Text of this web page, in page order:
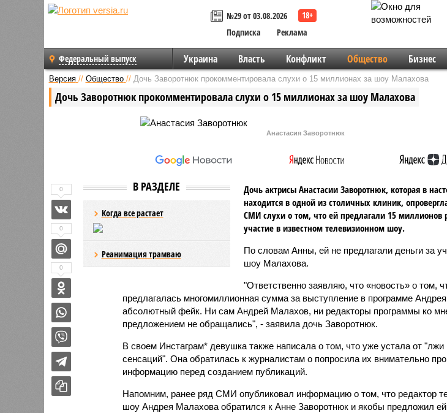
№29 от 03.08.2026
Подписка
Реклама
Федеральный выпуск Украина Власть Конфликт Общество Бизнес
Версия // Общество // Дочь Заворотнюк прокомментировала слухи о 15 миллионах за шоу Малахова
Дочь Заворотнюк прокомментировала слухи о 15 миллионах за шоу Малахова
Анастасия Заворотнюк
В РАЗДЕЛЕ
Когда все растает
Реанимация трамваю
Дочь актрисы Анастасии Заворотнюк, которая в
находится в одной из столичных клиник,
СМИ слухи о том, что ей предлагали 15 миллионов
участие в известном телевизионном шоу.
По словам Анны, ей не предлагали деньги за
шоу Малахова.
"Ответственно заявляю, что «новость» о том,
предлагалась многомиллионная сумма за выступление в программе
абсолютный фейк. Ни сам Андрей Малахов, ни редакторы программы ко
предложением не обращались", - заявила дочь Заворотнюк.
В своем Инстаграм* девушка также написала о том, что уже устала от "лжи
сенсаций". Она обратилась к журналистам о попросила их внимательно
информацию перед созданием публикаций.
Напомним, ранее ряд СМИ опубликовал информацию о том, что редактор
шоу Андрея Малахова обратился к Анне Заворотнюк и якобы предложил
0
0
0